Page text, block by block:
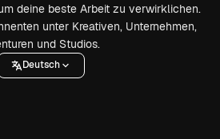
deine beste Arbeit zu verwirklichen.
unter Kreativen, Unternehmen,
und Studios.
Deutsch